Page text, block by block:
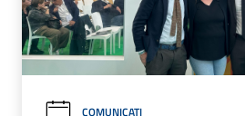
COMUNICATI